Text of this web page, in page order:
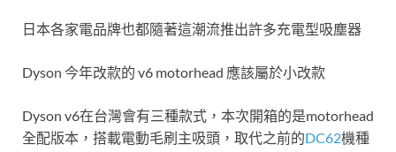
o
o
k
g
er
日本各家電品牌也都隨著這潮流推出許多充電型吸塵器
Dyson 今年改款的 v6 motorhead 應該屬於小改款
Dyson v6在台灣會有三種款式，本次開箱的是motorhead
全配版本，搭載電動毛刷主吸頭，取代之前的DC62機種